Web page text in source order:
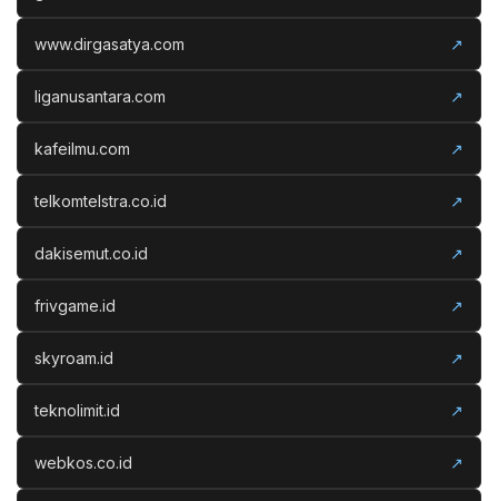
www.dirgasatya.com ↗
liganusantara.com ↗
kafeilmu.com ↗
telkomtelstra.co.id ↗
dakisemut.co.id ↗
frivgame.id ↗
skyroam.id ↗
teknolimit.id ↗
webkos.co.id ↗